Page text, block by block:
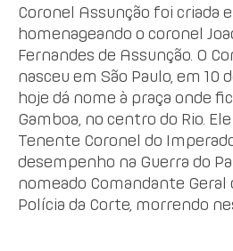
Coronel Assunção foi criada
homenageando o coronel
Fernandes de Assunção. O
nasceu em São Paulo, em 10
hoje dá nome à praça onde
Gamboa, no centro do Rio.
Tenente Coronel do
desempenho na Guerra do
nomeado Comandante Geral
Polícia da Corte, morrendo